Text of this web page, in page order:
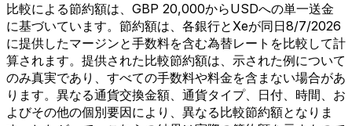
比較による節約額は、GBP 20,000からUSDへの単一送金
に基づいています。節約額は、各銀行とXeが同日8/7/2026
に提供したマージンと手数料を含む為替レートを比較して計
算されます。提供された比較節約額は、示された例について
のみ真実であり、すべての手数料や料金を含まない場合があ
ります。異なる通貨交換金額、通貨タイプ、日付、時間、お
よびその他の個別要因により、異なる比較節約額となりま